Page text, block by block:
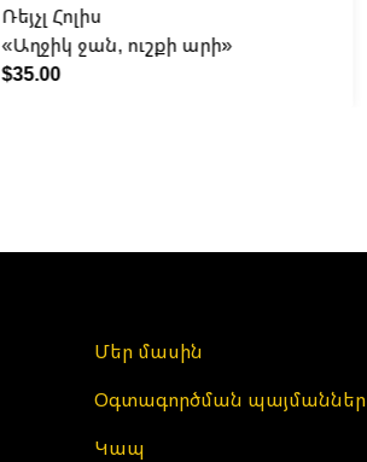
Ռեյչլ Հոլիս
«Աղջիկ ջան, ուշքի արի»
$35.00
Մեր մասին
Օգտագործման պայմաններ
Կապ